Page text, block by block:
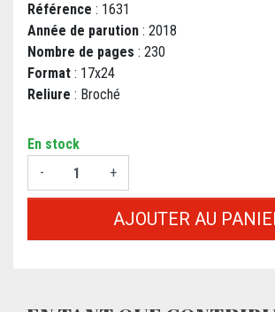
Référence : 1631
Année de parution : 2018
Nombre de pages : 230
Format : 17x24
Reliure : Broché
En stock
-
+
AJOUTER AU